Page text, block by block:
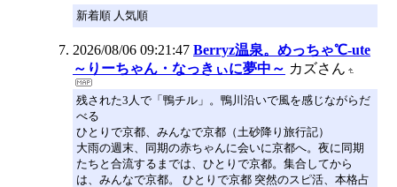
新着順 人気順
2026/08/06 09:21:47 Berryz温泉。めっちゃ℃-ute
～りーちゃん・なっきぃに夢中～ カズさん
残された3人で「鴨チル」。鴨川沿いで風を感じながらだ
べる
ひとりで京都、みんなで京都（土砂降り旅行記）
大雨の週末、同期の赤ちゃんに会いに京都へ。夜に同期
たちと合流するまでは、ひとりで京都。集合してから
は、みんなで京都。 ひとりで京都 突然のスピ活、本格占